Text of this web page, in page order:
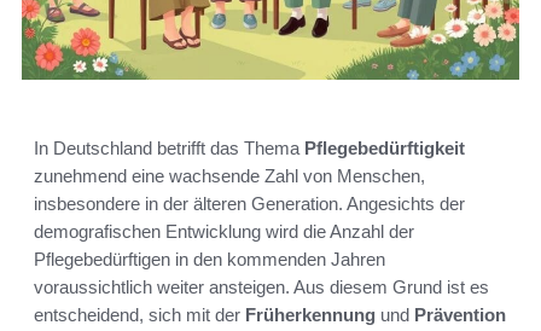
In Deutschland betrifft das Thema Pflegebedürftigkeit
zunehmend eine wachsende Zahl von Menschen,
insbesondere in der älteren Generation. Angesichts der
demografischen Entwicklung wird die Anzahl der
Pflegebedürftigen in den kommenden Jahren
voraussichtlich weiter ansteigen. Aus diesem Grund ist es
entscheidend, sich mit der Früherkennung und Prävention